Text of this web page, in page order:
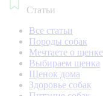
Статьи
Все статьи
Породы собак
Мечтаете о щенке
Выбираем щенка
Щенок дома
Здоровье собак